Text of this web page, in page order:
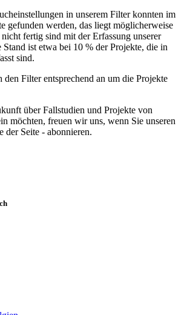
in unserem Filter konnten im
gefunden werden, das liegt möglicherweise
fertig sind mit der Erfassung unserer
Stand ist etwa bei 10 % der Projekte, die in
sind.
den Filter entsprechend an um die Projekte
über Fallstudien und Projekte von
möchten, freuen wir uns, wenn Sie unseren
der Seite - abonnieren.